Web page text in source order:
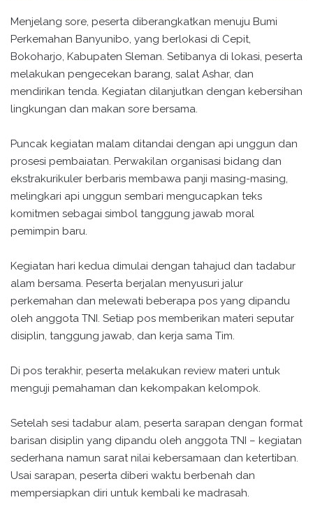
Menjelang sore, peserta diberangkatkan menuju Bumi
Perkemahan Banyunibo, yang berlokasi di Cepit,
Bokoharjo, Kabupaten Sleman. Setibanya di lokasi, peserta
melakukan pengecekan barang, salat Ashar, dan
mendirikan tenda. Kegiatan dilanjutkan dengan kebersihan
lingkungan dan makan sore bersama.
Puncak kegiatan malam ditandai dengan api unggun dan
prosesi pembaiatan. Perwakilan organisasi bidang dan
ekstrakurikuler berbaris membawa panji masing-masing,
melingkari api unggun sembari mengucapkan teks
komitmen sebagai simbol tanggung jawab moral
pemimpin baru.
Kegiatan hari kedua dimulai dengan tahajud dan tadabur
alam bersama. Peserta berjalan menyusuri jalur
perkemahan dan melewati beberapa pos yang dipandu
oleh anggota TNI. Setiap pos memberikan materi seputar
disiplin, tanggung jawab, dan kerja sama Tim.
Di pos terakhir, peserta melakukan review materi untuk
menguji pemahaman dan kekompakan kelompok.
Setelah sesi tadabur alam, peserta sarapan dengan format
barisan disiplin yang dipandu oleh anggota TNI – kegiatan
sederhana namun sarat nilai kebersamaan dan ketertiban.
Usai sarapan, peserta diberi waktu berbenah dan
mempersiapkan diri untuk kembali ke madrasah.